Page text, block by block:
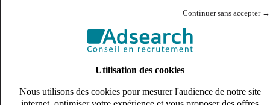
Continuer sans accepter →
Utilisation des cookies
Nous utilisons des cookies pour mesurer l'audience de notre site
internet, optimiser votre expérience et vous proposer des offres
s'adapter à vos besoin en recrutement
10 univers